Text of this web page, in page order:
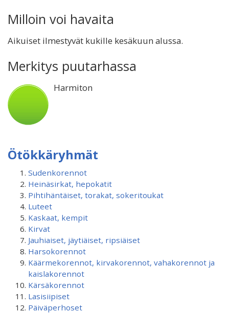
Milloin voi havaita
Aikuiset ilmestyvät kukille kesäkuun alussa.
Merkitys puutarhassa
Harmiton
Ötökkäryhmät
Sudenkorennot
Heinäsirkat, hepokatit
Pihtihäntäiset, torakat, sokeritoukat
Luteet
Kaskaat, kempit
Kirvat
Jauhiaiset, jäytiäiset, ripsiäiset
Harsokorennot
Käärmekorennot, kirvakorennot, vahakorennot ja
kaislakorennot
Kärsäkorennot
Lasisiipiset
Päiväperhoset